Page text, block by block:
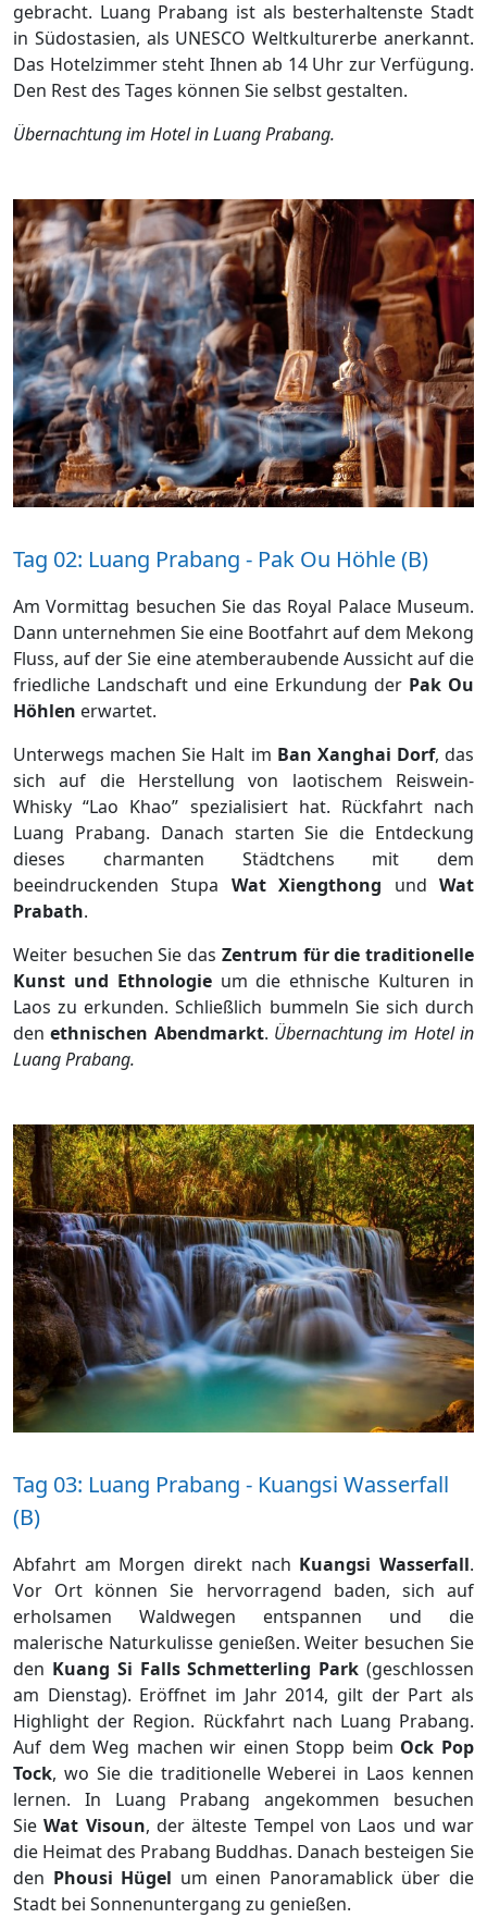
gebracht. Luang Prabang ist als besterhaltenste Stadt
in Südostasien, als UNESCO Weltkulturerbe anerkannt.
Das Hotelzimmer steht Ihnen ab 14 Uhr zur Verfügung.
Den Rest des Tages können Sie selbst gestalten.
Übernachtung im Hotel in Luang Prabang.
Tag 02: Luang Prabang - Pak Ou Höhle (B)
Am Vormittag besuchen Sie das Royal Palace Museum.
Dann unternehmen Sie eine Bootfahrt auf dem Mekong
Fluss, auf der Sie eine atemberaubende Aussicht auf die
friedliche Landschaft und eine Erkundung der Pak Ou
Höhlen erwartet.
Unterwegs machen Sie Halt im Ban Xanghai Dorf, das
sich auf die Herstellung von laotischem Reiswein-
Whisky “Lao Khao” spezialisiert hat. Rückfahrt nach
Luang Prabang. Danach starten Sie die Entdeckung
dieses charmanten Städtchens mit dem
beeindruckenden Stupa Wat Xiengthong undWat
Prabath.
Weiter besuchen Sie das Zentrum für die traditionelle
Kunst und Ethnologieum die ethnische Kulturen in
Laos zu erkunden. Schließlich bummeln Sie sich durch
den ethnischen Abendmarkt. Übernachtung im Hotel in
Luang Prabang.
Tag 03: Luang Prabang - Kuangsi Wasserfall
(B)
Abfahrt am Morgen direkt nach Kuangsi Wasserfall.
Vor Ort können Sie hervorragend baden, sich auf
erholsamen Waldwegen entspannen und die
malerische Naturkulisse genießen. Weiter besuchen Sie
den Kuang Si Falls Schmetterling Park (geschlossen
am Dienstag). Eröffnet im Jahr 2014, gilt der Part als
Highlight der Region. Rückfahrt nach Luang Prabang.
Auf dem Weg machen wir einen Stopp beim Ock Pop
Tock, wo Sie die traditionelle Weberei in Laos kennen
lernen. In Luang Prabang angekommen besuchen
SieWat Visoun, der älteste Tempel von Laos und war
die Heimat des Prabang Buddhas. Danach besteigen Sie
den Phousi Hügel um einen Panoramablick über die
Stadt bei Sonnenuntergang zu genießen.